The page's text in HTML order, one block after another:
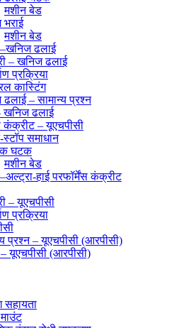
मशीन बेड
मशीन बेड
ढलाई
– खनिज ढलाई
प्रक्रिया
कास्टिंग
– सामान्य प्रश्न
ढलाई
कंक्रीट – यूएचपीसी
समाधान
घटक
मशीन बेड
हाई परफॉर्मेंस कंक्रीट
– यूएचपीसी
प्रक्रिया
प्रश्न – यूएचपीसी (आरपीसी)
यूएचपीसी (आरपीसी)
सहायता